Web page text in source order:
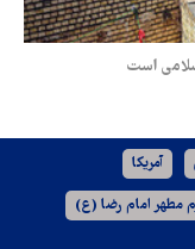
است
آمریکا
مطهر امام رضا (ع)